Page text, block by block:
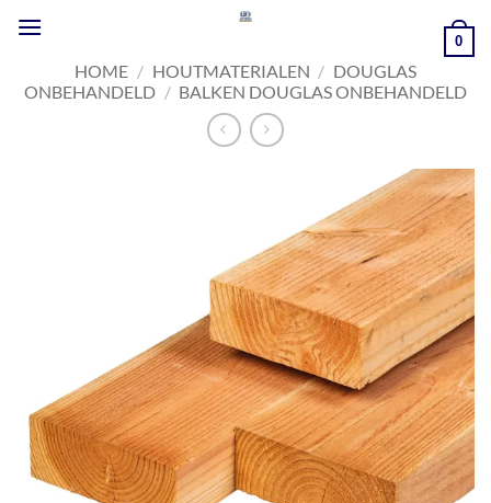
naar
0
HOME / HOUTMATERIALEN / DOUGLAS
ONBEHANDELD / BALKEN DOUGLAS ONBEHANDELD